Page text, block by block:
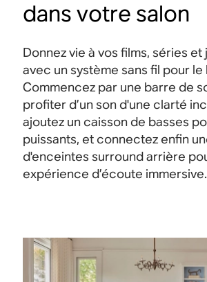
dans votre salon
Donnez vie à vos films, séries
avec un système sans fil pour le
Commencez par une barre de
profiter d’un son d'une clarté
ajoutez un caisson de basses
puissants, et connectez enfin
d'enceintes surround arrière
expérience d’écoute immersive.